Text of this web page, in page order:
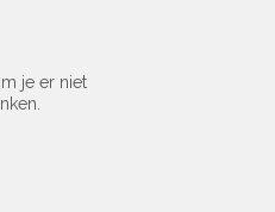
je er niet